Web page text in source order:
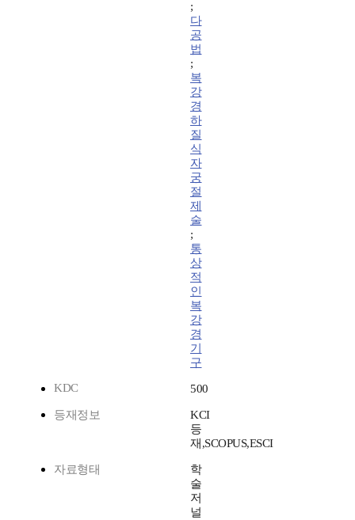
;
다
공
법
;
복
강
경
하
질
식
자
궁
절
제
술
;
통
상
적
인
복
강
경
기
구
KDC
500
등재정보
KCI
등
재,SCOPUS,ESCI
자료형태
학
술
저
널